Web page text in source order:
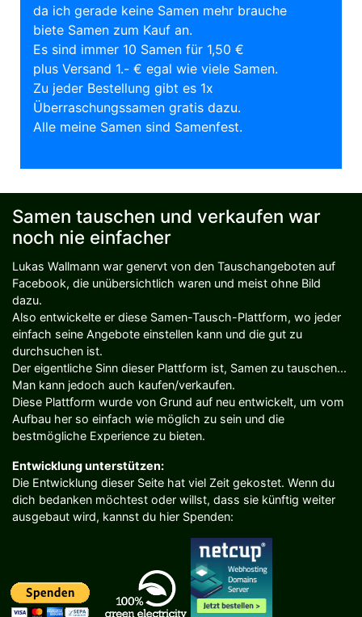
da ich gerade keine Samen mehr brauche
biete Samen zum Kauf an.
Es sind immer 10 Samen für 1,50 €
plus Versand 1.- € egal wie viele Samen.
Zu jeder Bestellung gibt es 1x
Überraschungssamen gratis dazu.
Alle meine Samen sind Samenfest.
Samen tauschen und verkaufen war
noch nie einfacher
Lukas Wallmann war genervt von den Tauschangeboten auf
Facebook, die unübersichtlich waren und meist ohne Bild
dazu.
Also entwickelte er diese Samen-Tausch-Plattform, wo jeder
einfach seine Angebote einstellen kann und die gut zu
durchsuchen ist.
Der eigentliche Sinn dieser Plattform ist, Samen zu tauschen...
Man kann jedoch auch kaufen/verkaufen.
Diese Plattform wurde von Grund auf neu entwickelt, um vom
Aufbau her so einfach wie möglich zu sein und die
bestmögliche Experience zu bieten.
Entwicklung unterstützen:
Die Entwicklung dieser Seite hat viel Zeit gekostet. Wenn du
dich bedanken möchtest oder willst, dass sie künftig weiter
ausgebaut wird, kannst du hier Spenden: